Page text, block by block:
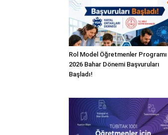
Rol Model Öğretmenler Programı
2026 Bahar Dönemi Başvuruları
Başladı!